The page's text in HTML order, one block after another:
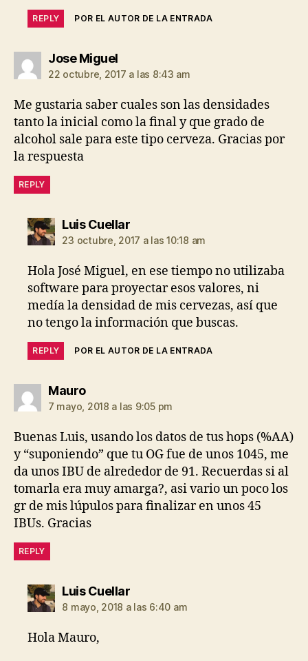
REPLY POR EL AUTOR DE LA ENTRADA
Jose Migueldice:
22 octubre, 2017 a las 8:43 am
Me gustaria saber cuales son las densidades
tanto la inicial como la final y que grado de
alcohol sale para este tipo cerveza. Gracias por
la respuesta
REPLY
Luis Cuellardice:
23 octubre, 2017 a las 10:18 am
Hola José Miguel, en ese tiempo no utilizaba
software para proyectar esos valores, ni
medía la densidad de mis cervezas, así que
no tengo la información que buscas.
REPLY POR EL AUTOR DE LA ENTRADA
Maurodice:
7 mayo, 2018 a las 9:05 pm
Buenas Luis, usando los datos de tus hops (%AA)
y “suponiendo” que tu OG fue de unos 1045, me
da unos IBU de alrededor de 91. Recuerdas si al
tomarla era muy amarga?, asi vario un poco los
gr de mis lúpulos para finalizar en unos 45
IBUs. Gracias
REPLY
Luis Cuellardice:
8 mayo, 2018 a las 6:40 am
Hola Mauro,